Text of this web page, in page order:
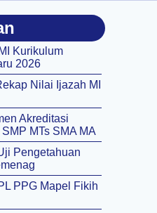
Kurikulum
2026
Nilai Ijazah MI
Akreditasi
MTs SMA MA
Pengetahuan
PPG Mapel Fikih